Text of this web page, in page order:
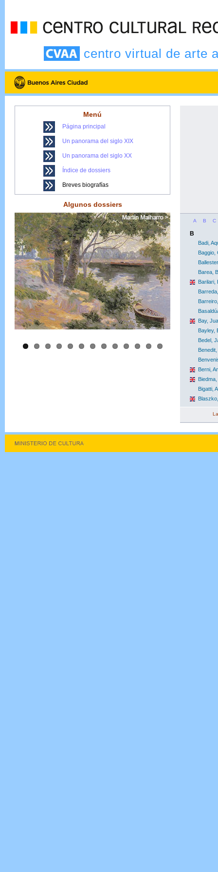
centro virtual de arte
Menú
Página principal
Un panorama del siglo XIX
Un panorama del siglo XX
Índice de dossiers
Breves biografías
Algunos dossiers
A B C
B
Badi,
Baggio,
Barea,
Barilari,
Bay,
Bayley,
Bedel,
Berni,
Bigatti,